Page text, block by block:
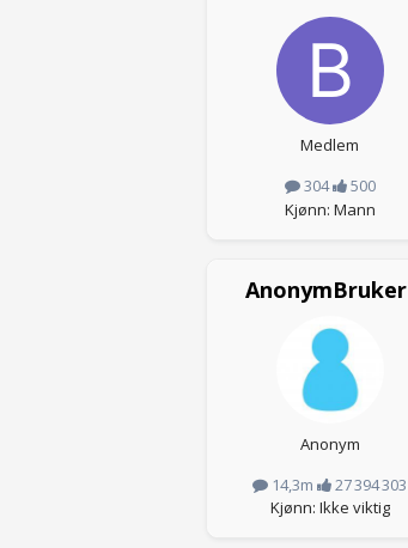
Medlem
304
500
Kjønn: Mann
AnonymBruker
Anonym
14,3m
27 394 303
Kjønn: Ikke viktig